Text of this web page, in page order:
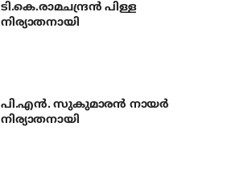
ടി.കെ.രാമചന്ദ്രന്‍ പിള്ള
നിര്യാതനായി
പി.എന്‍. സുകുമാരന്‍ നായര്‍
നിര്യാതനായി